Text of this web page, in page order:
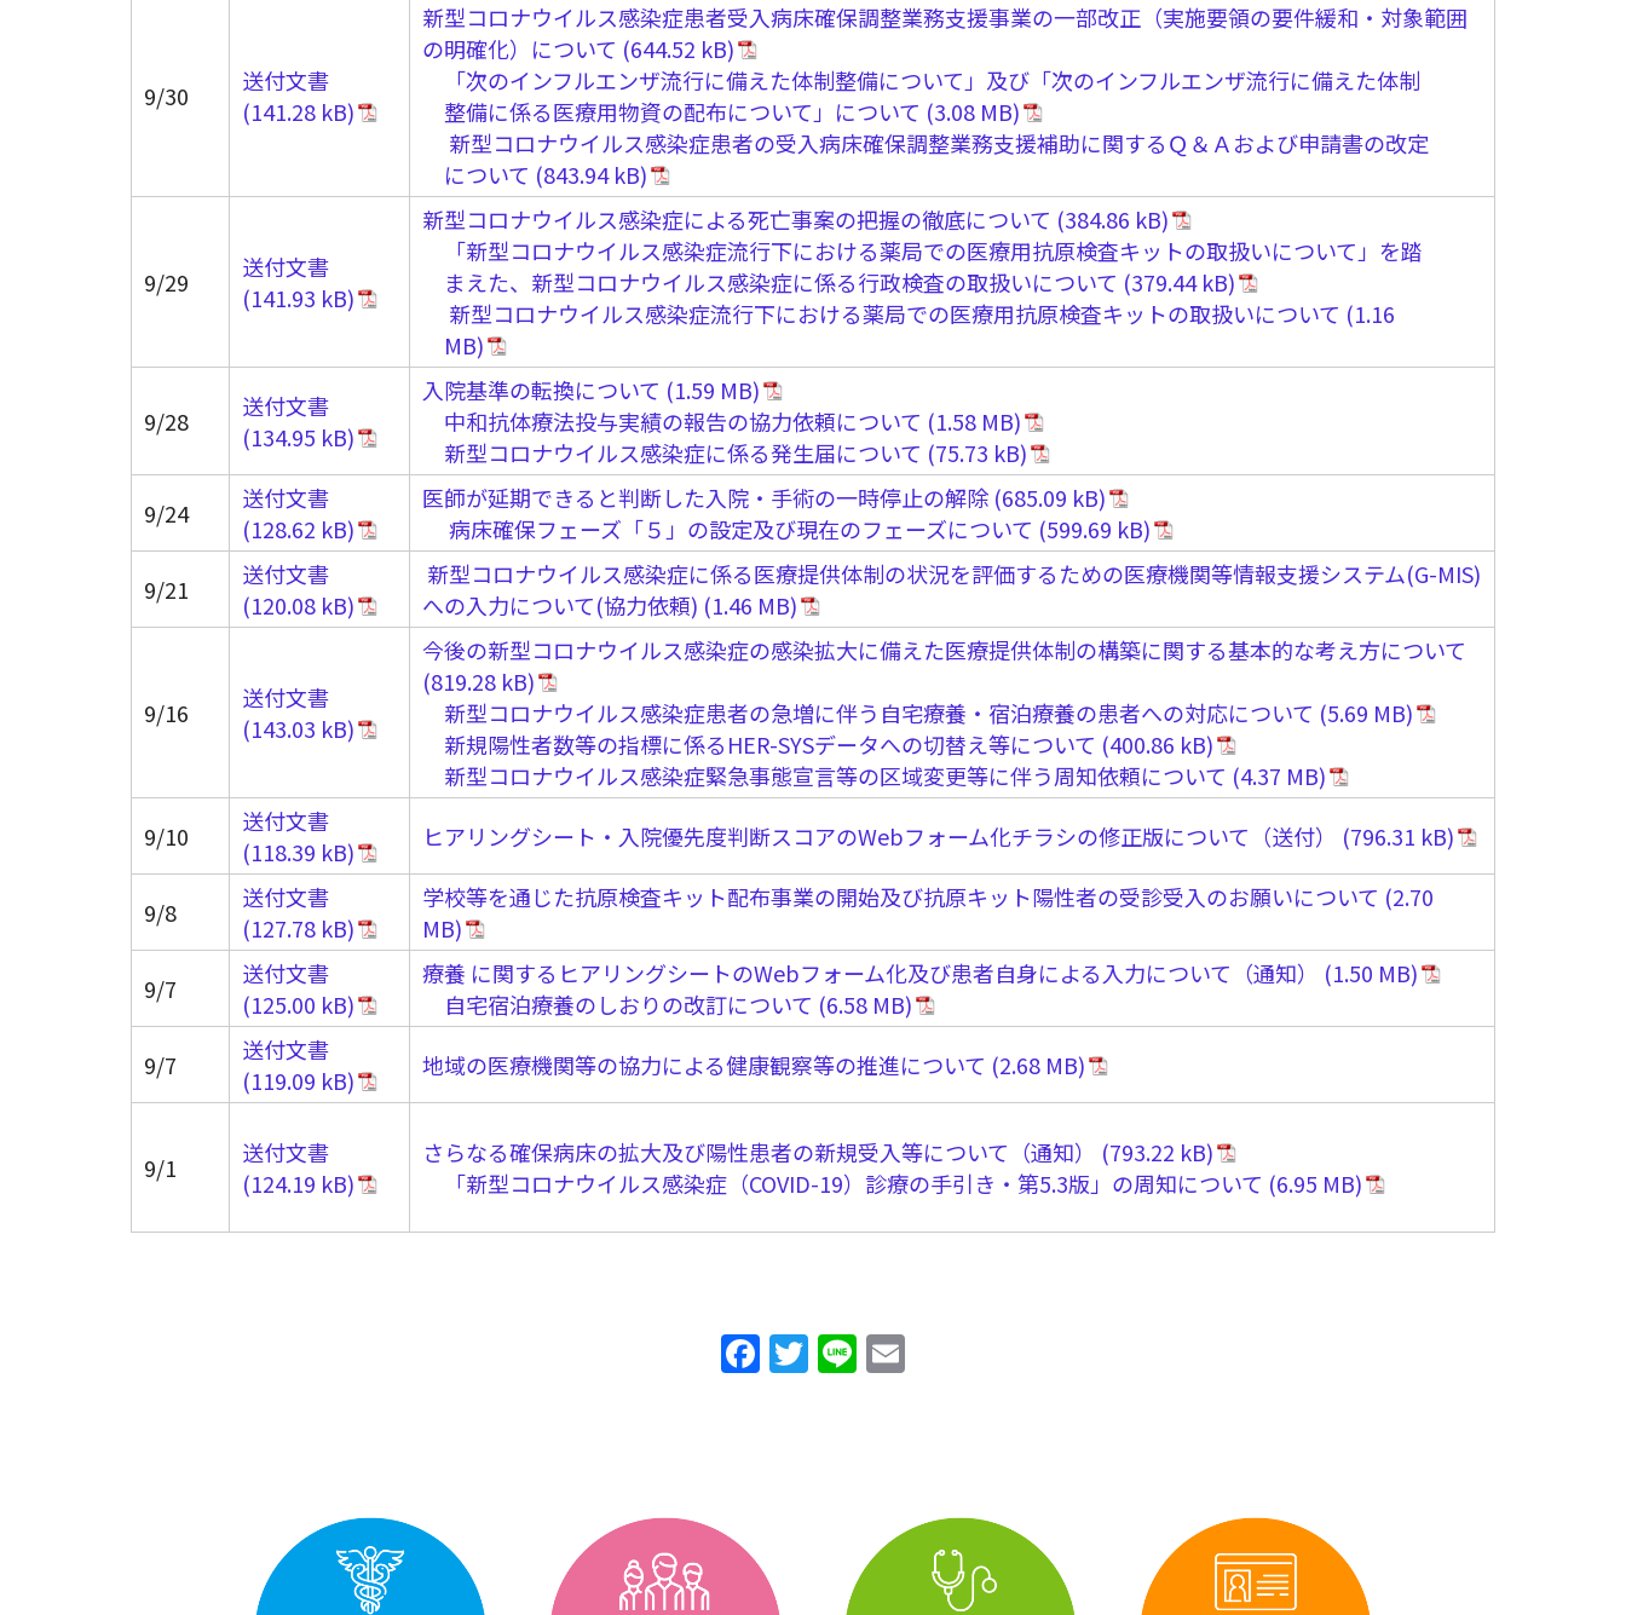
9/30 送付文書
新型コロナウイルス感染症患者受入病床確保調整業務支援事業の一部改正（実施要領の要件緩和・対象範囲
の明確化）について
「次のインフルエンザ流行に備えた体制整備について」及び「次のインフルエンザ流行に備えた体制
整備に係る医療用物資の配布について」について
新型コロナウイルス感染症患者の受入病床確保調整業務支援補助に関するＱ＆Ａおよび申請書の改定
について
9/29 送付文書
新型コロナウイルス感染症による死亡事案の把握の徹底について
「新型コロナウイルス感染症流行下における薬局での医療用抗原検査キットの取扱いについて」を踏
まえた、新型コロナウイルス感染症に係る行政検査の取扱いについて
新型コロナウイルス感染症流行下における薬局での医療用抗原検査キットの取扱いについて
9/28 送付文書
入院基準の転換について
中和抗体療法投与実績の報告の協力依頼について
新型コロナウイルス感染症に係る発生届について
9/24
送付文書
医師が延期できると判断した入院・手術の一時停止の解除
病床確保フェーズ「５」の設定及び現在のフェーズについて
9/21
送付文書
新型コロナウイルス感染症に係る医療提供体制の状況を評価するための医療機関等情報支援システム(G-MIS)
への入力について(協力依頼)
9/16 送付文書
今後の新型コロナウイルス感染症の感染拡大に備えた医療提供体制の構築に関する基本的な考え方について
新型コロナウイルス感染症患者の急増に伴う自宅療養・宿泊療養の患者への対応について
新規陽性者数等の指標に係るHER-SYSデータへの切替え等について
新型コロナウイルス感染症緊急事態宣言等の区域変更等に伴う周知依頼について
9/10
送付文書 ヒアリングシート・入院優先度判断スコアのWebフォーム化チラシの修正版について（送付）
9/8 送付文書 学校等を通じた抗原検査キット配布事業の開始及び抗原キット陽性者の受診受入のお願いについて
9/7 送付文書
療養 に関するヒアリングシートのWebフォーム化及び患者自身による入力について（通知）
自宅宿泊療養のしおりの改訂について
9/7
送付文書 地域の医療機関等の協力による健康観察等の推進について
9/1 送付文書
さらなる確保病床の拡大及び陽性患者の新規受入等について（通知）
「新型コロナウイルス感染症（COVID-19）診療の手引き・第5.3版」の周知について
F
o
T Li